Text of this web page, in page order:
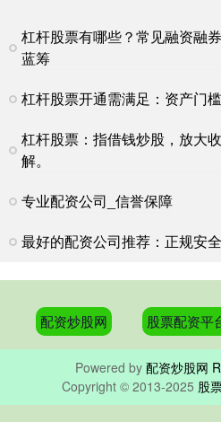
杠杆股票有哪些？常见融资融
蓝筹
杠杆股票开通需满足：资产门
杠杆股票：指借钱炒股，放大
解。
专业配资公司_信誉保障
最好的配资公司推荐：正规安
配资炒股网 股票配资平
Powered by 配资炒股网
Copyright © 2013-2025 股